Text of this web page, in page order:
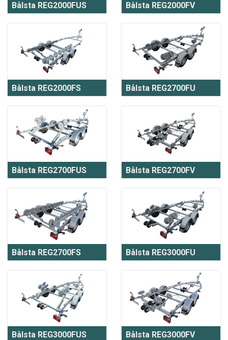
Bålsta REG2000FUS Bålsta REG2000FV
Bålsta REG2000FS Bålsta REG2700FU
Bålsta REG2700FUS Bålsta REG2700FV
Bålsta REG2700FS Bålsta REG3000FU
Bålsta REG3000FUS Bålsta REG3000FV